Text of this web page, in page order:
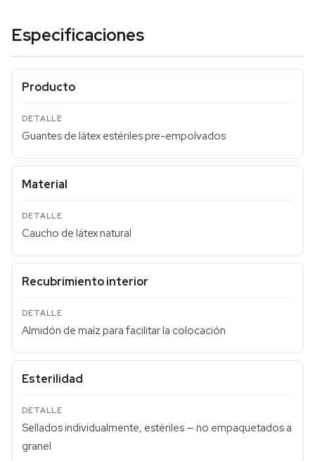
Especificaciones
Producto
Guantes de látex estériles pre-empolvados
Material
Caucho de látex natural
Recubrimiento interior
Almidón de maíz para facilitar la colocación
Esterilidad
Sellados individualmente, estériles — no empaquetados a
granel